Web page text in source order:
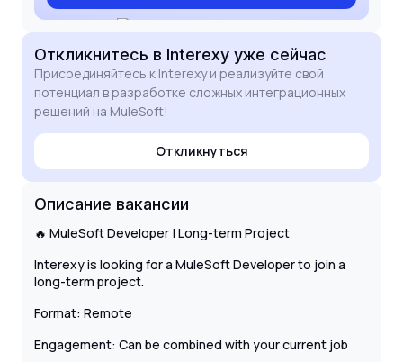
Откликнитесь в Interexy уже сейчас
Присоединяйтесь к Interexy и реализуйте свой
потенциал в разработке сложных интеграционных
решений на MuleSoft!
Откликнуться
Описание вакансии
🔥 MuleSoft Developer | Long-term Project
Interexy is looking for a MuleSoft Developer to join a
long-term project.
Format: Remote
Engagement: Can be combined with your current job